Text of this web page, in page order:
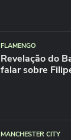
FLAMENGO
Revelação do
falar sobre
MANCHESTER CITY